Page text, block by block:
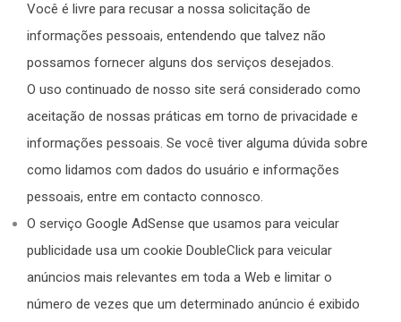
Você é livre para recusar a nossa solicitação de
informações pessoais, entendendo que talvez não
possamos fornecer alguns dos serviços desejados.
O uso continuado de nosso site será considerado como
aceitação de nossas práticas em torno de privacidade e
informações pessoais. Se você tiver alguma dúvida sobre
como lidamos com dados do usuário e informações
pessoais, entre em contacto connosco.
O serviço Google AdSense que usamos para veicular
publicidade usa um cookie DoubleClick para veicular
anúncios mais relevantes em toda a Web e limitar o
número de vezes que um determinado anúncio é exibido